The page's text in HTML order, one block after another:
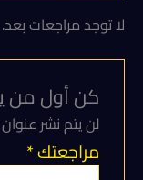
لا توجد مراجعات بعد.
كن أول من
لن يتم نشر
مراجعتك*